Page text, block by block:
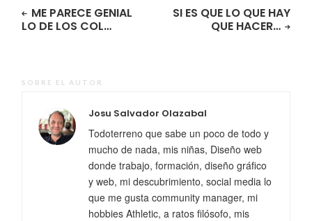
ME PARECE GENIAL
LO DE LOS COL…
SI ES QUE LO QUE HAY
QUE HACER…
SOBRE EL AUTOR
Josu Salvador Olazabal
Todoterreno que sabe un poco de todo y
mucho de nada, mis niñas, Diseño web
donde trabajo, formación, diseño gráfico
y web, mi descubrimiento, social media lo
que me gusta community manager, mi
hobbies Athletic, a ratos filósofo, mis